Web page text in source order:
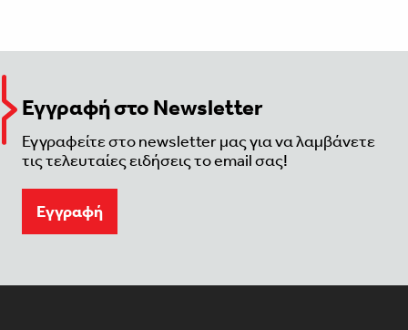
Εγγραφή στο Newsletter
Εγγραφείτε στο newsletter μας για να λαμβάνετε
τις τελευταίες ειδήσεις το email σας!
Eγγραφή